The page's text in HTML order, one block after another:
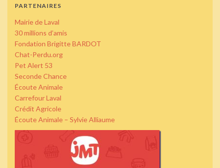
PARTENAIRES
Mairie de Laval
30 millions d’amis
Fondation Brigitte BARDOT
Chat-Perdu.org
Pet Alert 53
Seconde Chance
Écoute Animale
Carrefour Laval
Crédit Agricole
Écoute Animale – Sylvie Alliaume